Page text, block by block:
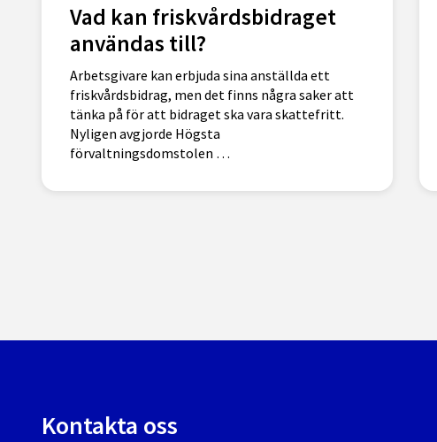
Vad kan friskvårdsbidraget
användas till?
Arbetsgivare kan erbjuda sina anställda ett
friskvårdsbidrag, men det finns några saker att
tänka på för att bidraget ska vara skattefritt.
Nyligen avgjorde Högsta
förvaltningsdomstolen …
Kontakta oss